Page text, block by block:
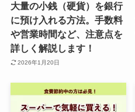
大量の小銭（硬貨）を銀行
に預け入れる方法。手数料
や営業時間など、注意点を
詳しく解説します！
2026年1月20日